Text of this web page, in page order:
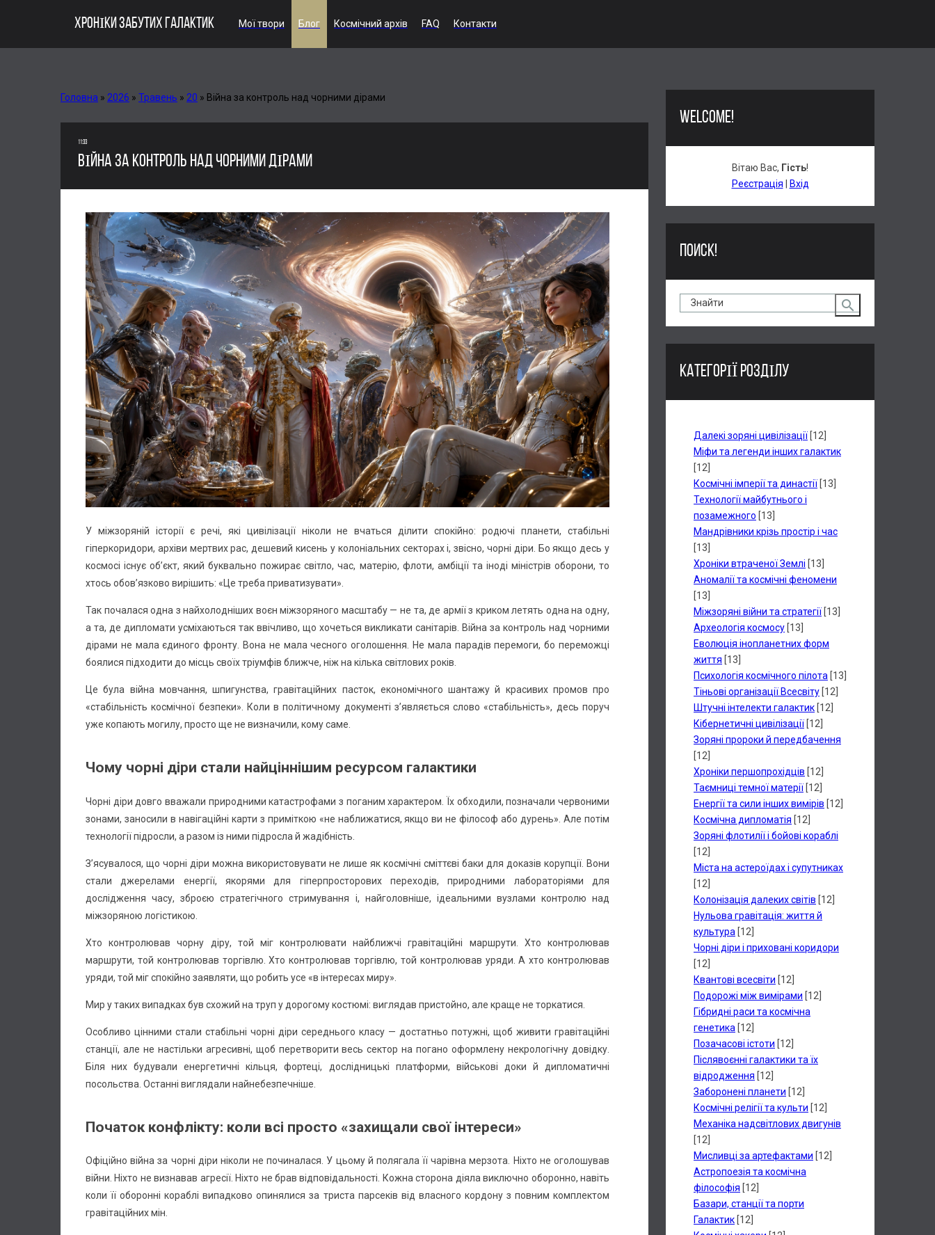
ХРОНІКИ ЗАБУТИХ ГАЛАКТИК Мої твори Блог Космічний архів FAQ Контакти
Головна » 2026 » Травень » 20 » Війна за контроль над чорними дірами
11:33
ВІЙНА ЗА КОНТРОЛЬ НАД ЧОРНИМИ ДІРАМИ
У міжзоряній історії є речі, які цивілізації ніколи не вчаться ділити спокійно: родючі планети, стабільні
гіперкоридори, архіви мертвих рас, дешевий кисень у колоніальних секторах і, звісно, чорні діри. Бо якщо десь у
космосі існує об’єкт, який буквально пожирає світло, час, матерію, флоти, амбіції та іноді міністрів оборони, то
хтось обов’язково вирішить: «Це треба приватизувати».
Так почалася одна з найхолодніших воєн міжзоряного масштабу — не та, де армії з криком летять одна на одну,
а та, де дипломати усміхаються так ввічливо, що хочеться викликати санітарів. Війна за контроль над чорними
дірами не мала єдиного фронту. Вона не мала чесного оголошення. Не мала парадів перемоги, бо переможці
боялися підходити до місць своїх тріумфів ближче, ніж на кілька світлових років.
Це була війна мовчання, шпигунства, гравітаційних пасток, економічного шантажу й красивих промов про
«стабільність космічної безпеки». Коли в політичному документі з’являється слово «стабільність», десь поруч
уже копають могилу, просто ще не визначили, кому саме.
Чому чорні діри стали найціннішим ресурсом галактики
Чорні діри довго вважали природними катастрофами з поганим характером. Їх обходили, позначали червоними
зонами, заносили в навігаційні карти з приміткою «не наближатися, якщо ви не філософ або дурень». Але потім
технології підросли, а разом із ними підросла й жадібність.
З’ясувалося, що чорні діри можна використовувати не лише як космічні сміттєві баки для доказів корупції. Вони
стали джерелами енергії, якорями для гіперпросторових переходів, природними лабораторіями для
дослідження часу, зброєю стратегічного стримування і, найголовніше, ідеальними вузлами контролю над
міжзоряною логістикою.
Хто контролював чорну діру, той міг контролювати найближчі гравітаційні маршрути. Хто контролював
маршрути, той контролював торгівлю. Хто контролював торгівлю, той контролював уряди. А хто контролював
уряди, той міг спокійно заявляти, що робить усе «в інтересах миру».
Мир у таких випадках був схожий на труп у дорогому костюмі: виглядав пристойно, але краще не торкатися.
Особливо цінними стали стабільні чорні діри середнього класу — достатньо потужні, щоб живити гравітаційні
станції, але не настільки агресивні, щоб перетворити весь сектор на погано оформлену некрологічну довідку.
Біля них будували енергетичні кільця, фортеці, дослідницькі платформи, військові доки й дипломатичні
посольства. Останні виглядали найнебезпечніше.
Початок конфлікту: коли всі просто «захищали свої інтереси»
Офіційно війна за чорні діри ніколи не починалася. У цьому й полягала її чарівна мерзота. Ніхто не оголошував
війни. Ніхто не визнавав агресії. Ніхто не брав відповідальності. Кожна сторона діяла виключно оборонно, навіть
коли її оборонні кораблі випадково опинялися за триста парсеків від власного кордону з повним комплектом
гравітаційних мін.
WELCOME!
Вітаю Вас, Гість!
Реєстрація
Вхід
ПОИСК!
КАТЕГОРІЇ РОЗДІЛУ
Далекі зоряні цивілізації [12]
Міфи та легенди інших галактик
[12]
Космічні імперії та династії [13]
Технології майбутнього і
позамежного [13]
Мандрівники крізь простір і час
[13]
Хроніки втраченої Землі [13]
Аномалії та космічні феномени
[13]
Міжзоряні війни та стратегії [13]
Археологія космосу [13]
Еволюція інопланетних форм
життя [13]
Психологія космічного пілота [13]
Тіньові організації Всесвіту [12]
Штучні інтелекти галактик [12]
Кібернетичні цивілізації [12]
Зоряні пророки й передбачення
[12]
Хроніки першопрохідців [12]
Таємниці темної матерії [12]
Енергії та сили інших вимірів [12]
Космічна дипломатія [12]
Зоряні флотилії і бойові кораблі
[12]
Міста на астероїдах і супутниках
[12]
Колонізація далеких світів [12]
Нульова гравітація: життя й
культура [12]
Чорні діри і приховані коридори
[12]
Квантові всесвіти [12]
Подорожі між вимірами [12]
Гібридні раси та космічна
генетика [12]
Позачасові істоти [12]
Післявоєнні галактики та їх
відродження [12]
Заборонені планети [12]
Космічні релігії та культи [12]
Механіка надсвітлових двигунів
[12]
Мисливці за артефактами [12]
Астропоезія та космічна
філософія [12]
Базари, станції та порти
Галактик [12]